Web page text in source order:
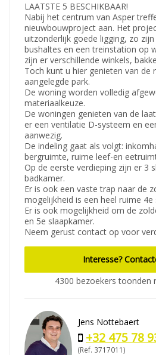
LAATSTE 5 BESCHIKBAAR!
Nabij het centrum van Asper
nieuwbouwproject aan. Het
uitzonderlijk goede ligging, zo zijn
bushaltes en een treinstation op
zijn er verschillende winkels,
Toch kunt u hier genieten van
aangelegde park.
De woning worden volledig
materiaalkeuze.
De woningen genieten van de
er een ventilatie D-systeem en
aanwezig.
De indeling gaat als volgt:
bergruimte, ruime leef-en
Op de eerste verdieping zijn er 3
badkamer.
Er is ook een vaste trap naar de
mogelijkheid is een heel ruime
Er is ook mogelijkheid om de
en 5e slaapkamer.
Neem gerust contact op voor
Interesse?
4300 bezoekers toonden
Jens Nottebaert
+32 475 78
(Ref. 3717011)